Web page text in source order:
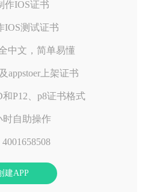
作IOS证书
IOS测试证书
中文，简单易懂
appstoer上架证书
P12、p8证书格式
时自助操作
建APP